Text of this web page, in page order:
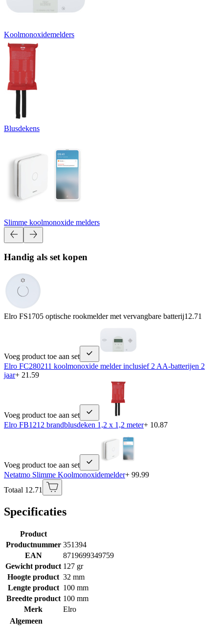
Koolmonoxidemelders
Blusdekens
Slimme koolmonoxide melders
Handig als set kopen
Elro FS1705 optische rookmelder met vervangbare batterij12.71
Voeg product toe aan set
Elro FC280211 koolmonoxide melder inclusief 2 AA-batterijen 2
jaar+ 21.59
Voeg product toe aan set
Elro FB1212 brandblusdeken 1,2 x 1,2 meter+ 10.87
Voeg product toe aan set
Netatmo Slimme Koolmonoxidemelder+ 99.99
Totaal 12.71
Specificaties
Product
Productnummer 351394
EAN
8719699349759
Gewicht product 127 gr
Hoogte product 32 mm
Lengte product 100 mm
Breedte product 100 mm
Merk
Elro
Algemeen